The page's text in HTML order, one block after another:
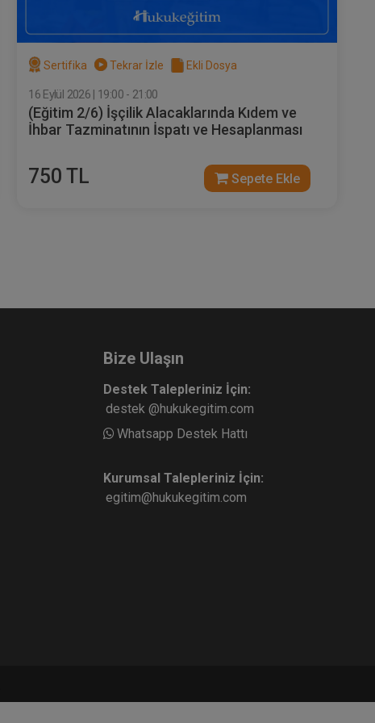
Sertifika Tekrar İzle Ekli Dosya
16 Eylül 2026 | 19:00 - 21:00
(Eğitim 2/6) İşçilik Alacaklarında Kıdem ve
İhbar Tazminatının İspatı ve Hesaplanması
750 TL Sepete Ekle
Bize Ulaşın
Destek Talepleriniz İçin:
destek @hukukegitim.com
Whatsapp Destek Hattı
Kurumsal Talepleriniz İçin:
egitim@hukukegitim.com